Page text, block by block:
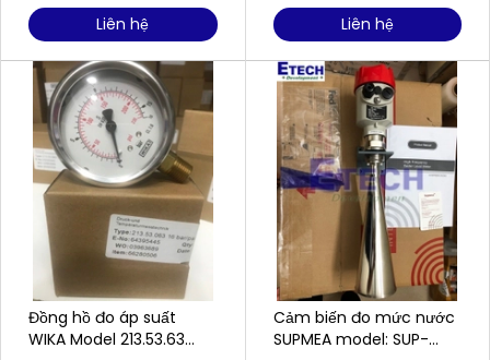
Liên hệ
Đồng hồ đo áp suất
WIKA Model 213.53.63
Liên hệ
Cảm biến đo mức nước
SUPMEA model: SUP-